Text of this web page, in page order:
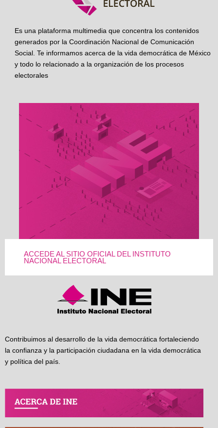
Es una plataforma multimedia que concentra los contenidos
generados por la Coordinación Nacional de Comunicación
Social. Te informamos acerca de la vida democrática de México
y todo lo relacionado a la organización de los procesos
electorales
ACCEDE AL SITIO OFICIAL DEL INSTITUTO
NACIONAL ELECTORAL
Contribuimos al desarrollo de la vida democrática fortaleciendo
la confianza y la participación ciudadana en la vida democrática
y política del país.